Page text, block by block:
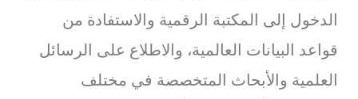
الدخول إلى المكتبة الرقمية والاستفادة من
قواعد البيانات العالمية، والاطلاع على الرسائل
العلمية والأبحاث المتخصصة في مختلف